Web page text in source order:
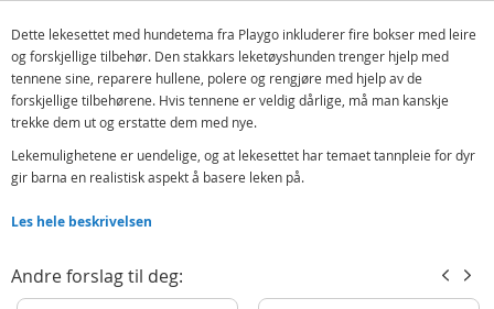
Dette lekesettet med hundetema fra Playgo inkluderer fire bokser med leire
og forskjellige tilbehør. Den stakkars leketøyshunden trenger hjelp med
tennene sine, reparere hullene, polere og rengjøre med hjelp av de
forskjellige tilbehørene. Hvis tennene er veldig dårlige, må man kanskje
trekke dem ut og erstatte dem med nye.
Lekemulighetene er uendelige, og at lekesettet har temaet tannpleie for dyr
gir barna en realistisk aspekt å basere leken på.
4 bokser leire (56 gram stk)
Tilbehør
Les hele beskrivelsen
Andre forslag til deg: